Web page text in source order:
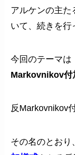
アルケンの主た
いて、続きを行
今回のテーマは
Markovnikov付
反Markovnikov
その名のとおり